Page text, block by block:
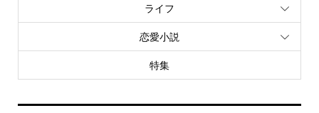
ライフ
恋愛小説
特集